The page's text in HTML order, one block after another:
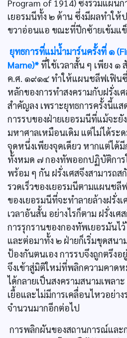
Program of 1914) ซึ่งรวมแผน
เยอรมนีทั้ง ๒ ด้าน ซึ่งมีผลทำใ
ขวาอ่อนแอ ขณะที่ปีกซ้ายเข้มแ
ยุทธการที่แม่นํ้ามาร์นครั้งที่ ๑
Marne)* ที่ใช้เวลาสั้น ๆ เพียง
ค.ศ. ๑๙๑๔ ทำให้แผนชลีฟเฟิน
หลักของการทำสงครามกับฝรั่ง
สำคัญลง เพราะยุทธการครั้งนี้แ
การรบของฝ่ายเยอรมนีที่แม้จะยั
มหาศาลเหมือนเดิม แต่ไม่ได้ระ
จุดหนึ่งเพียงจุดเดียว หากแต่ได้
ทั้งหมด ๗ กองทัพออกปฏิบัติกา
พร้อม ๆ กัน ฝรั่งเศสจึงสามารถส
รวดเร็วของเยอรมนีตามแผนช
ของเยอรมนีที่จะทำลายล้างฝรั่ง
เวลาอันสั้น อย่างไรก็ตาม ฝรั่งเ
การรุกรานของกองทัพเยอรมันไ
และต่อมาทั้ง ๒ ฝ่ายก็เริ่มขุดสนา
ป้องกันตนเอง การรบจึงถูกตรึง
จึงเข้าสู่มิติใหม่ที่พลิกความคาด
ได้กลายเป็นสงครามสนามเพลา
เยื้อและไม่มีการเคลื่อนไหวอย่าง
จำนวนมากอีกต่อไป
การพลิกผันของสถานการณ์แล